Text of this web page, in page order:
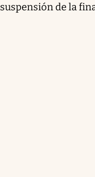
suspensión de la